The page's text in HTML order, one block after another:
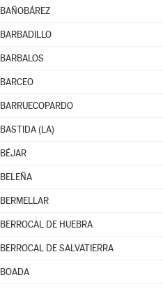
BAÑOBÁREZ
BARBADILLO
BARBALOS
BARCEO
BARRUECOPARDO
BASTIDA (LA)
BÉJAR
BELEÑA
BERMELLAR
BERROCAL DE HUEBRA
BERROCAL DE SALVATIERRA
BOADA